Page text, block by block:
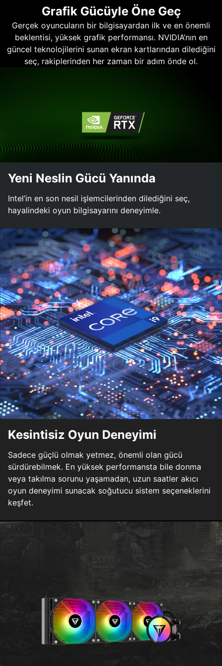
Grafik Gücüyle Öne Geç
Gerçek oyuncuların bir bilgisayardan ilk ve en önemli
beklentisi, yüksek grafik performansı. NVIDIA’nın en
güncel teknolojilerini sunan ekran kartlarından dilediğini
seç, rakiplerinden her zaman bir adım önde ol.
Yeni Neslin Gücü Yanında
Intel’in en son nesil işlemcilerinden dilediğini seç,
hayalindeki oyun bilgisayarını deneyimle.
Kesintisiz Oyun Deneyimi
Sadece güçlü olmak yetmez, önemli olan gücü
sürdürebilmek. En yüksek performansta bile donma
veya takılma sorunu yaşamadan, uzun saatler akıcı
oyun deneyimi sunacak soğutucu sistem seçeneklerini
keşfet.